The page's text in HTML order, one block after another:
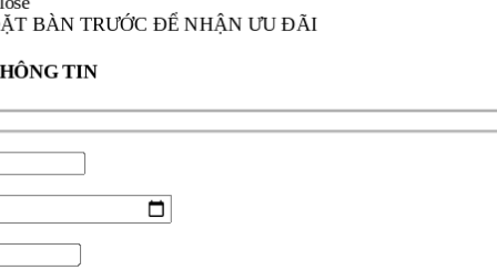
BÀN TRƯỚC ĐỂ NHẬN ƯU ĐÃI
TIN